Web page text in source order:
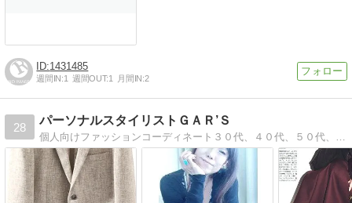
1431485
週間IN:1 週間OUT:1 月間IN:2
28
パーソナルスタイリストＧＡＲ’Ｓ